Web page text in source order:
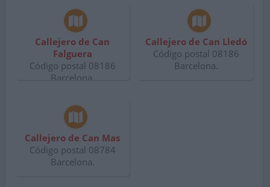
Callejero de Can
Falguera
Código postal 08186
Barcelona.
Callejero de Can Lledó
Código postal 08186
Barcelona.
Callejero de Can Mas
Código postal 08784
Barcelona.